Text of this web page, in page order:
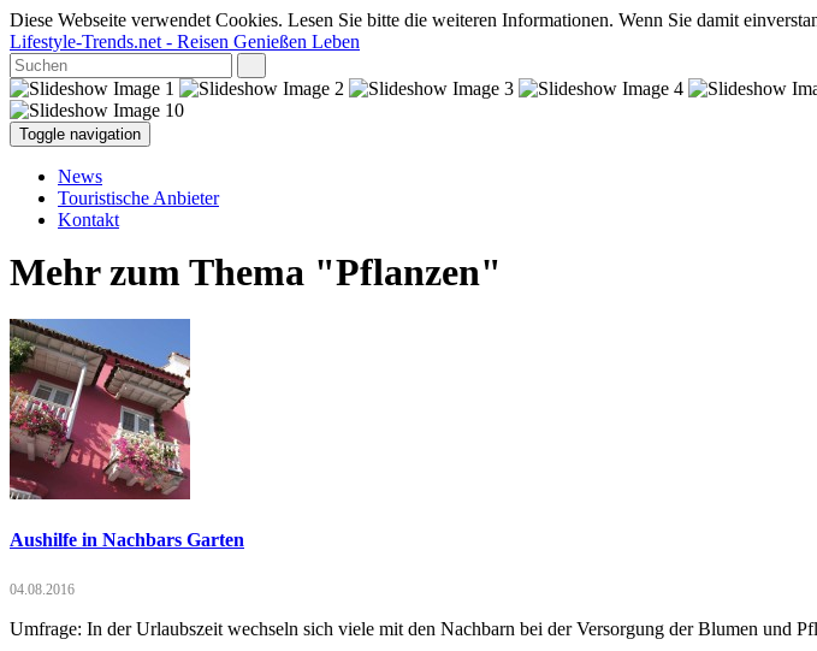
Diese Webseite verwendet Cookies. Lesen Sie bitte die weiteren Informationen. Wenn Sie damit
Lifestyle-Trends.net - Reisen Genießen Leben
Toggle navigation
News
Touristische Anbieter
Kontakt
Mehr zum Thema "Pflanzen"
Aushilfe in Nachbars Garten
04.08.2016
Umfrage: In der Urlaubszeit wechseln sich viele mit den Nachbarn bei der Versorgung der Blumen und